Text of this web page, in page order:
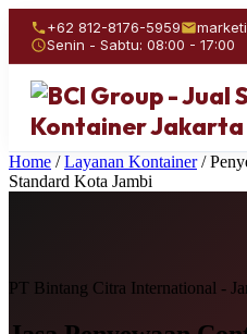
+62 812-8176-5959
Senin - Sabtu: 08:00 - 17:00
Home / Layanan Kontainer /
Standard Kota Jambi
PT Bintang Citra International -